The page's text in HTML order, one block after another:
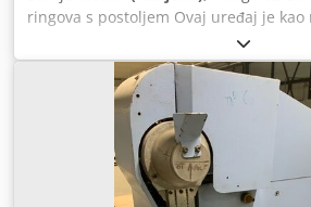
ringova s postoljem Ovaj uređaj je kao
proizvod tvrtke Hang. Proizvedeno u
specifikacije: 1 glava Promjer ringa:
promjer: 4 mm. Maksimalni kapacitet:
Prednje i bočne margine Dsdpfjzlgfnsx
upravljanje Uređaj automatski umeće
smjeru, buši rupu i zakiva ring u